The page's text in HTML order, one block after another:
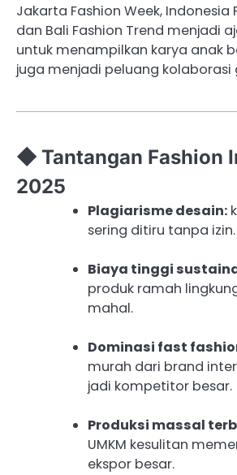
Jakarta Fashion Week, Indonesia
dan Bali Fashion Trend menjadi
untuk menampilkan karya anak
juga menjadi peluang kolaborasi
◆ Tantangan Fashion
2025
Plagiarisme desain:
sering ditiru tanpa izin.
Biaya tinggi
produk ramah
mahal.
Dominasi fast
murah dari brand
jadi kompetitor besar.
Produksi massal
UMKM kesulitan
ekspor besar.